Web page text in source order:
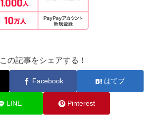
この記事をシェアする！
Facebook はてブ
LINE Pinterest